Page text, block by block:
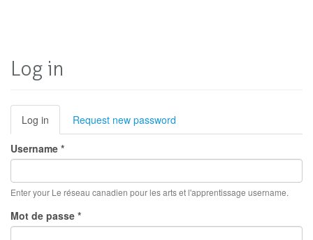
Log in
Primary
tabs
Log in (active
tab)
Request new password
Username *
Enter your Le réseau canadien pour les arts et l'apprentissage username.
Mot de passe *